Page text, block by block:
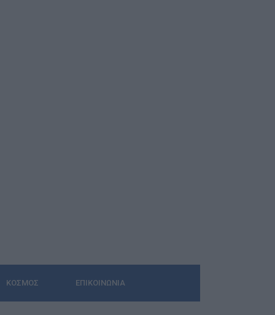
ΚΌΣΜΟΣ ΕΠΙΚΟΙΝΩΝΊΑ